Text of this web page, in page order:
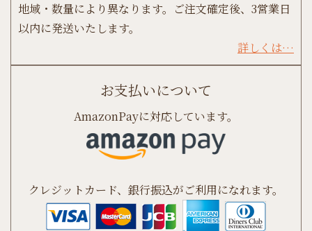
地域・数量により異なります。ご注文確定後、3営業日
以内に発送いたします。
詳しくは…
お支払いについて
AmazonPayに対応しています。
クレジットカード、銀行振込がご利用になれます。